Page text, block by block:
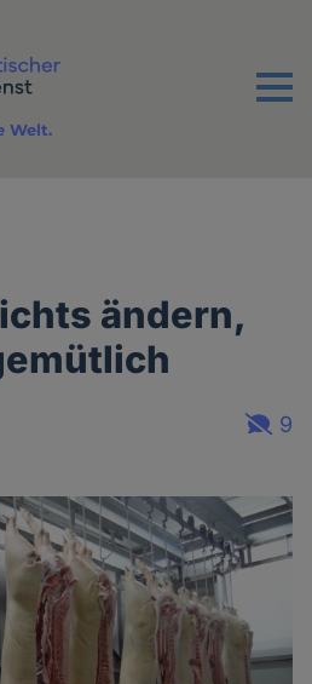
Menu
Welt.
ändern,
9